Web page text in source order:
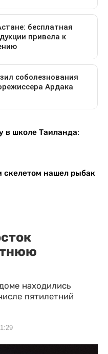
в школе Таиланда:
скелетом нашел рыбак
находились
пятилетний